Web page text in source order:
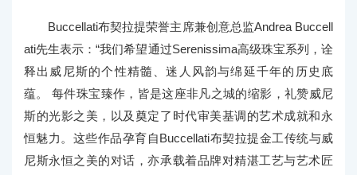
Buccellati布契拉提荣誉主席兼创意总监Andrea Buccell
ati先生表示：“我们希望通过Serenissima高级珠宝系列，诠
释出威尼斯的个性精髓、迷人风韵与绵延千年的历史底
蕴。 每件珠宝臻作，皆是这座非凡之城的缩影，礼赞威尼
斯的光影之美，以及奠定了时代审美基调的艺术成就和永
恒魅力。这些作品孕育自Buccellati布契拉提金工传统与威
尼斯永恒之美的对话，亦承载着品牌对精湛工艺与艺术匠